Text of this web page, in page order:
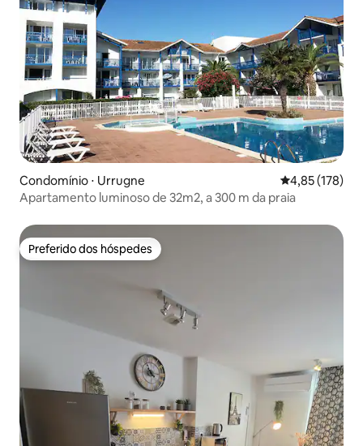
Condomínio ⋅ Urrugne 4,85 de uma
4,85 (178)
Apartamento luminoso de 32m2, a 300 m da praia
Preferido dos hóspedes
Preferido dos hóspedes